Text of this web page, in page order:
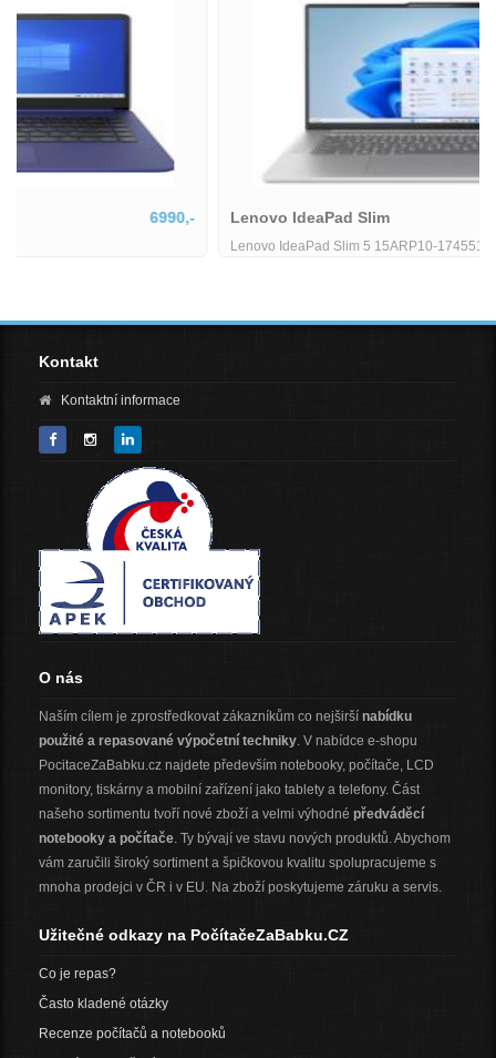
Lenovo IdeaPad Slim
Lenovo IdeaPad Slim 5 15ARP10-1745514
Kontakt
Kontaktní informace
O nás
Naším cílem je zprostředkovat zákazníkům co nejširší nabídku
použité a repasované výpočetní techniky. V nabídce e-shopu
PocitaceZaBabku.cz najdete především notebooky, počítače, LCD
monitory, tiskárny a mobilní zařízení jako tablety a telefony. Část
našeho sortimentu tvoří nové zboží a velmi výhodné předváděcí
notebooky a počítače. Ty bývají ve stavu nových produktů. Abychom
vám zaručili široký sortiment a špičkovou kvalitu spolupracujeme s
mnoha prodejci v ČR i v EU. Na zboží poskytujeme záruku a servis.
Užitečné odkazy na PočítačeZaBabku.CZ
Co je repas?
Často kladené otázky
Recenze počítačů a notebooků